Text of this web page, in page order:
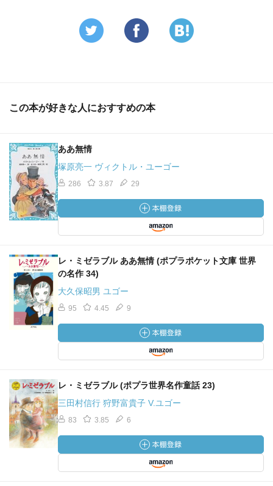
この本が好きな人におすすめの本
ああ無情
塚原亮一 ヴィクトル・ユーゴー
286 3.87 29
レ・ミゼラブル ああ無情 (ポプラポケット文庫 世界
の名作 34)
大久保昭男 ユゴー
95 4.45 9
レ・ミゼラブル (ポプラ世界名作童話 23)
三田村信行 狩野富貴子 V.ユゴー
83 3.85 6